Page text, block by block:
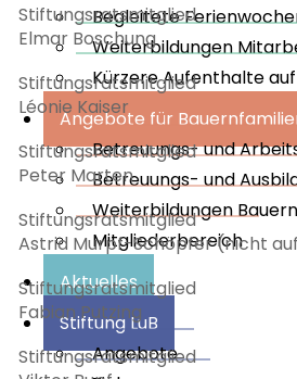
Begleitete
Weiterbildungen
Kürzere Aufenthalte
Angebote für
Betreuungs- und
Betreuungs- und
Weiterbildungen
Mitgliederbereich
Aktuelles
Stiftung LuB
Angebote
Stiftungsratsmitglied
Elmar Boschung
Stiftungsratsmitglied
Léonie Kaiser
Stiftungsratsmitglied
Peter Marten
Stiftungsratsmitglied
Astrid Murpf-Schöpfer (nicht
Stiftungsratsmitglied
Fabian Putzing
Stiftungsratsmitglied